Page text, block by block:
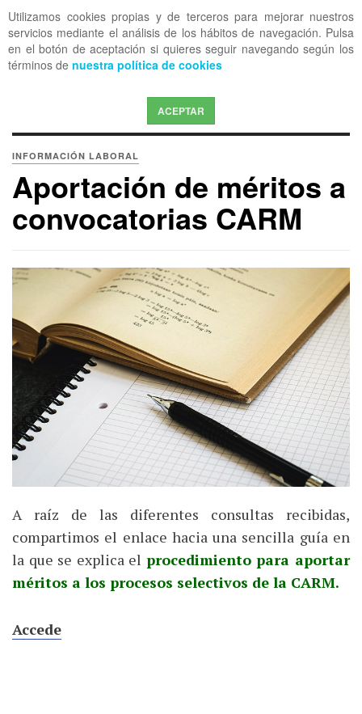
Utilizamos cookies propias y de terceros para mejorar nuestros
servicios mediante el análisis de los hábitos de navegación. Pulsa
en el botón de aceptación si quieres seguir navegando según los
términos de nuestra política de cookies
ACEPTAR
OFF CANVAS
INFORMACIÓN LABORAL
Aportación de méritos a
convocatorias CARM
A raíz de las diferentes consultas recibidas,
compartimos el enlace hacia una sencilla guía en
la que se explica el procedimiento para aportar
méritos a los procesos selectivos de la CARM.
Accede